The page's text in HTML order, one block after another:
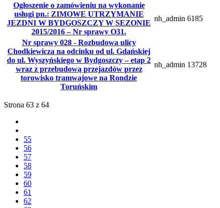
Ogłoszenie o zamówieniu na wykonanie
usługi pn.: ZIMOWE UTRZYMANIE
JEZDNI W BYDGOSZCZY W SEZONIE
2015/2016 – Nr sprawy O31.
nh_admin 6185
Nr sprawy 028 - Rozbudowa ulicy
Chodkiewicza na odcinku od ul. Gdańskiej
do ul. Wyszyńskiego w Bydgoszczy – etap 2
wraz z przebudową przejazdów przez
torowisko tramwajowe na Rondzie
Toruńskim
nh_admin 13728
Strona 63 z 64
55
56
57
58
59
60
61
62